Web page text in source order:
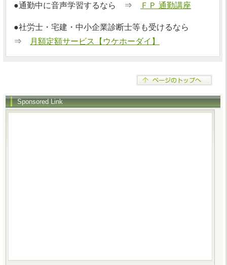
●通勤中に音声学習するなら ⇒ ＦＰ 通勤講座
●社労士・宅建・中小企業診断士等も受けるなら
⇒
月額定額サービス【ウケホーダイ】
Sponsored Link